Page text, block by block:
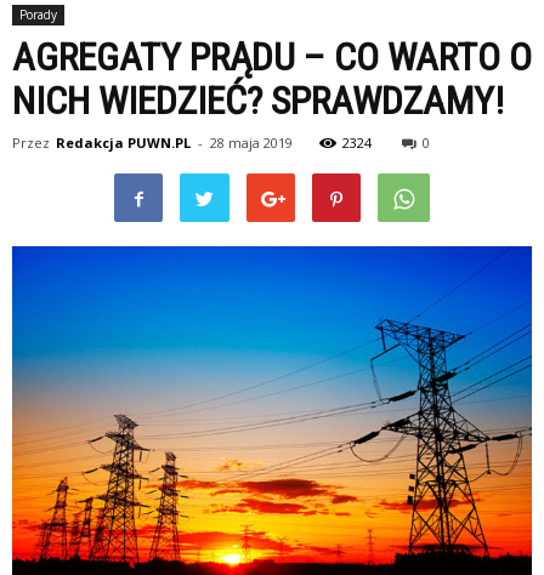
Porady
AGREGATY PRĄDU – CO WARTO O
NICH WIEDZIEĆ? SPRAWDZAMY!
Przez Redakcja PUWN.PL - 28 maja 2019 2324 0